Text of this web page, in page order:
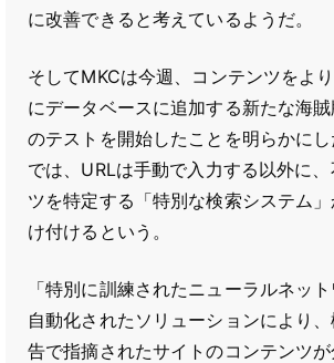
に改善できると考えているようだ。
そしてMKCは今週、コンテンツをよ
にデータベースに追加する新たな海
のテストを開始したことを明らかに
では、URLは手動で入力する以外に
ツを特定する「特別な検索システム
け付けるという。
「特別に訓練されたニューラルネッ
自動化されたソリューションにより
告で指摘されたサイトのコンテンツ